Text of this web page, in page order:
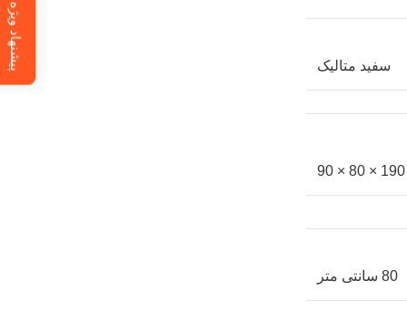
سفید متالیک
190 × 80 × 90
80 سانتی متر
پیشنهاد ویژه